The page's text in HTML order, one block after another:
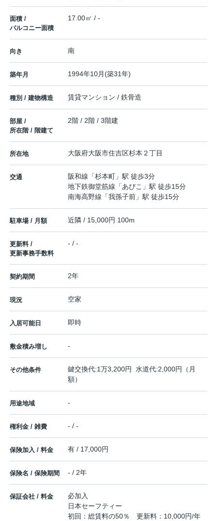
面積 /
バルコニー面積
17.00㎡ / -
向き 南
築年月 1994年10月(築31年)
種別 / 建物構造 賃貸マンション / 鉄骨造
部屋 /
所在階 / 階建て
2階 / 2階 / 3階建
所在地 大阪府大阪市住吉区杉本 ２丁目
交通 阪和線 「杉本町 」駅 徒歩3分
地下鉄御堂筋線 「あびこ 」駅 徒歩15分
南海高野線 「我孫子前 」駅 徒歩15分
駐車場 / 月額 近隣 / 15,000円 100m
更新料 /
更新事務手数料
- / -
契約期間 2年
現況 空家
入居可能日 即時
敷金積み増し -
その他条件
鍵交換代:1万3,200円 水道代:2,000円（月
額）
用途地域 -
権利金 / 雑費 - / -
保険加入 / 料金 有 / 17,000円
保険名 / 保険期間 - / 2年
保証会社 / 料金
必加入
日本セーフティー
初回：総賃料の50％ 更新料：10,000円/年